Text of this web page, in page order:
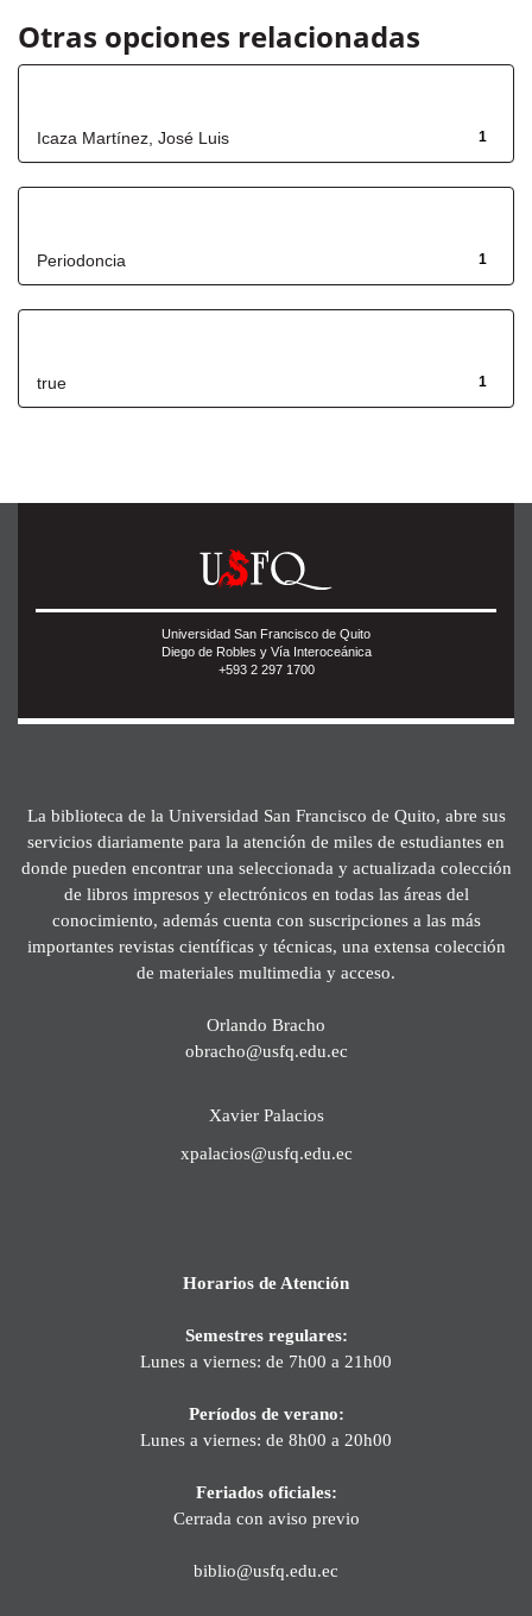
Otras opciones relacionadas
1
Icaza Martínez, José Luis
1
Periodoncia
1
true
Universidad San Francisco de Quito
Diego de Robles y Vía Interoceánica
+593 2 297 1700
La biblioteca de la Universidad San Francisco de Quito, abre sus
servicios diariamente para la atención de miles de estudiantes en
donde pueden encontrar una seleccionada y actualizada colección
de libros impresos y electrónicos en todas las áreas del
conocimiento, además cuenta con suscripciones a las más
importantes revistas científicas y técnicas, una extensa colección
de materiales multimedia y acceso.
Orlando Bracho
obracho@usfq.edu.ec
Xavier Palacios
xpalacios@usfq.edu.ec
Horarios de Atención
Semestres regulares:
Lunes a viernes: de 7h00 a 21h00
Períodos de verano:
Lunes a viernes: de 8h00 a 20h00
Feriados oficiales:
Cerrada con aviso previo
biblio@usfq.edu.ec